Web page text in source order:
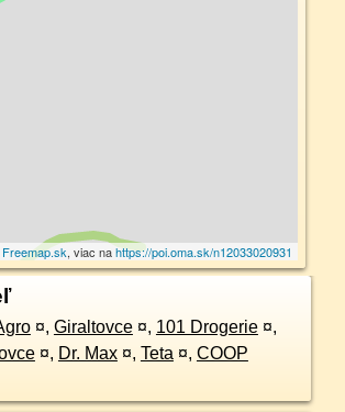
Freemap.sk, viac nahttps://poi.oma.sk/n12033020931
¤, Giraltovce ¤, 101 Drogerie ¤,
¤, Dr. Max ¤, Teta ¤, COOP